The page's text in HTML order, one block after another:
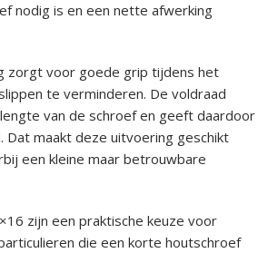
nodig is en een nette afwerking
zorgt voor goede grip tijdens het
te verminderen. De voldraad
van de schroef en geeft daardoor
Dat maakt deze uitvoering geschikt
een kleine maar betrouwbare
zijn een praktische keuze voor
die een korte houtschroef